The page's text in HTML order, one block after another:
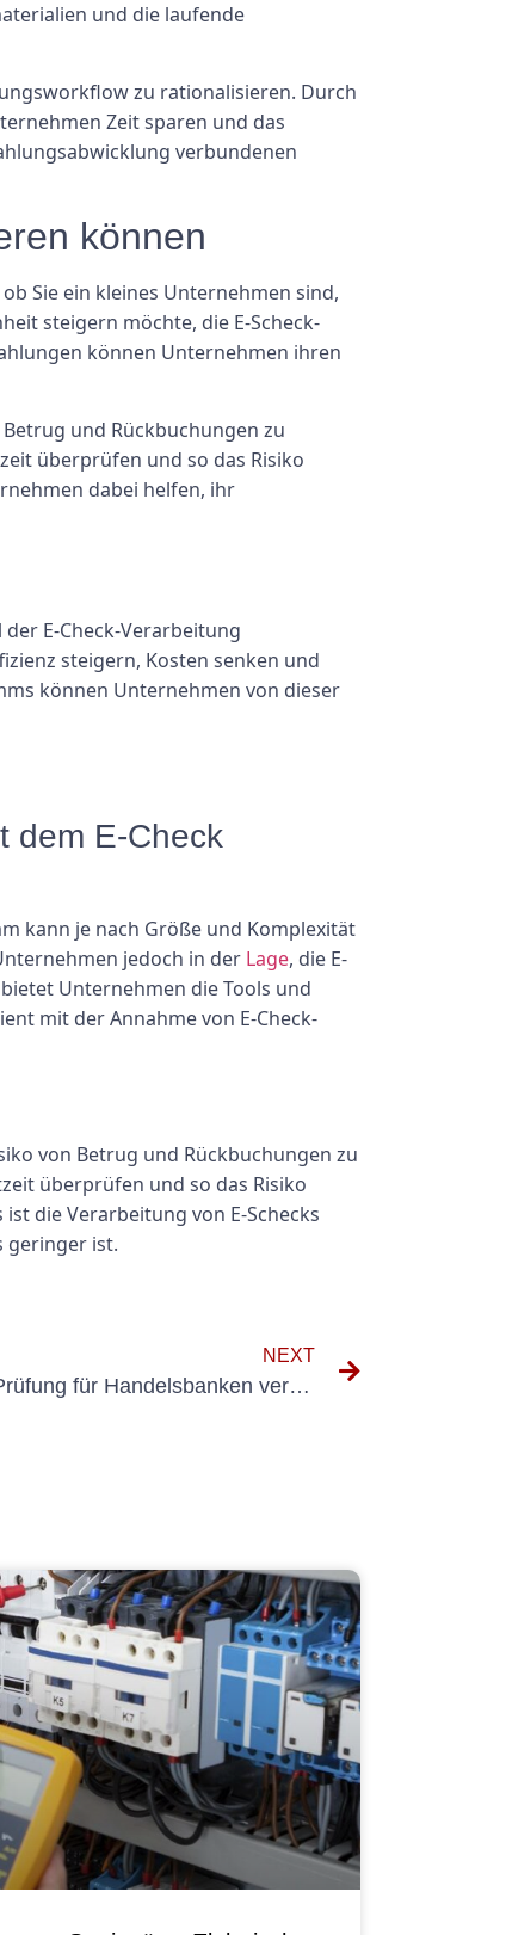
und die laufende
zu rationalisieren. Durch
Zeit sparen und das
verbundenen
können
Sie ein kleines Unternehmen sind,
steigern möchte, die E-Scheck-
können Unternehmen ihren
und Rückbuchungen zu
überprüfen und so das Risiko
dabei helfen, ihr
E-Check-Verarbeitung
steigern, Kosten senken und
können Unternehmen von dieser
dem E-Check
kann je nach Größe und Komplexität
jedoch in der Lage, die E-
Unternehmen die Tools und
mit der Annahme von E-Check-
von Betrug und Rückbuchungen zu
überprüfen und so das Risiko
die Verarbeitung von E-Schecks
geringer ist.
NEXT
Die Bedeutung der DGUV V3-Prüfung für Handelsbanken verstehen